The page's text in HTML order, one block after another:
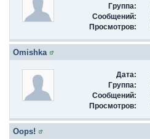
Группа:
Сообщений:
Просмотров:
Omishka
Дата:
Группа:
Сообщений:
Просмотров:
Oops!